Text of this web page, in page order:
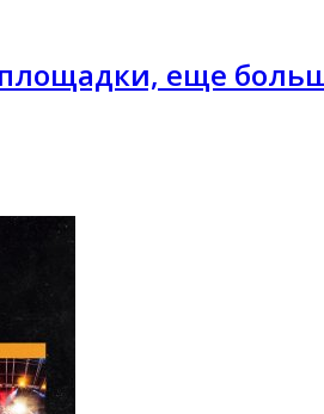
площадки, еще